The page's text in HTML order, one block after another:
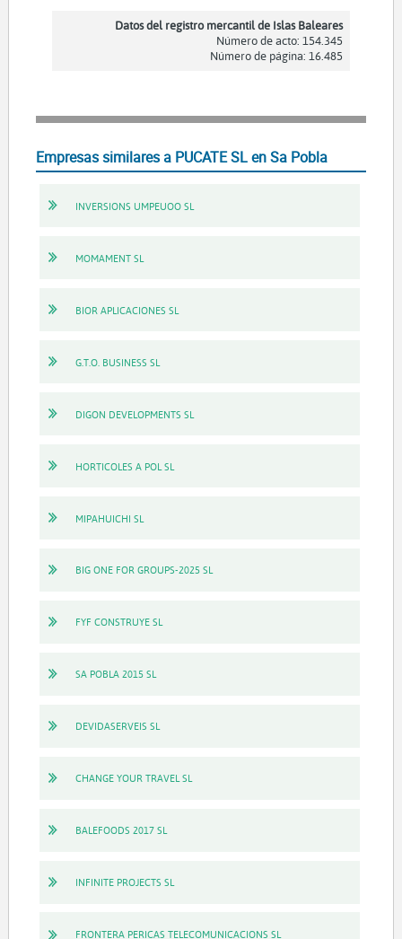
Datos del registro mercantil de Islas Baleares
Número de acto: 154.345
Número de página: 16.485
Empresas similares a PUCATE SL en Sa Pobla
INVERSIONS UMPEUOO SL
MOMAMENT SL
BIOR APLICACIONES SL
G.T.O. BUSINESS SL
DIGON DEVELOPMENTS SL
HORTICOLES A POL SL
MIPAHUICHI SL
BIG ONE FOR GROUPS-2025 SL
FYF CONSTRUYE SL
SA POBLA 2015 SL
DEVIDASERVEIS SL
CHANGE YOUR TRAVEL SL
BALEFOODS 2017 SL
INFINITE PROJECTS SL
FRONTERA PERICAS TELECOMUNICACIONS SL